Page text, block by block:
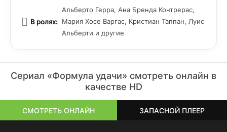
В ролях:
Альберто Герра, Ана Бренда Контрерас,
Мария Хосе Варгас, Кристиан Таппан, Луис
Альберти и другие
Сериал «Формула удачи» смотреть онлайн в
качестве HD
СМОТРЕТЬ ОНЛАЙН ЗАПАСНОЙ ПЛЕЕР